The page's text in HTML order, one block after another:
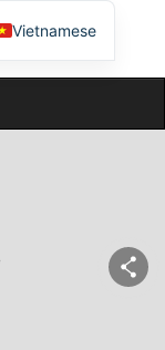
Vietnamese